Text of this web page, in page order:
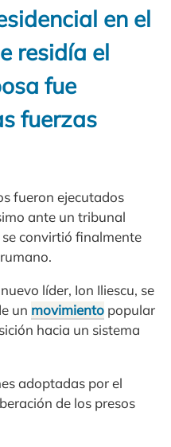
en el
residía el
fue
fuerzas
fueron ejecutados
ante un tribunal
convirtió finalmente
líder, Ion Iliescu, se
un movimiento popular
hacia un sistema
adoptadas por el
de los presos